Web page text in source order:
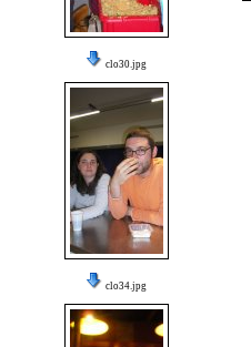
clo30.jpg
clo34.jpg